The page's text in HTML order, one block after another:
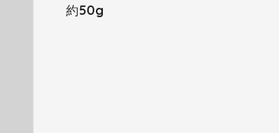
約50g